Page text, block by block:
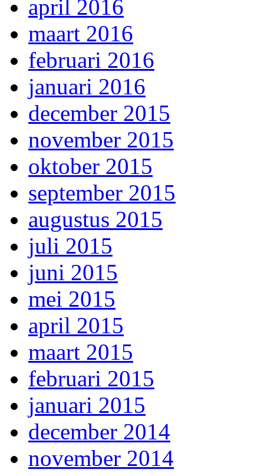
april 2016
maart 2016
februari 2016
januari 2016
december 2015
november 2015
oktober 2015
september 2015
augustus 2015
juli 2015
juni 2015
mei 2015
april 2015
maart 2015
februari 2015
januari 2015
december 2014
november 2014